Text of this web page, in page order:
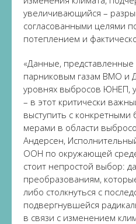
увеличивающийся –
согласованными целями
потеплением и
«Данные,
парниковым газам ВМО и
уровнях выбросов ЮНЕП,
– в этот критически
выступить с
мерами в области
Андерсен,
ООН по окружающей
стоит непростой выбор:
преобразованиям,
либо столкнуться с
подвергнувшейся
в связи с изменением